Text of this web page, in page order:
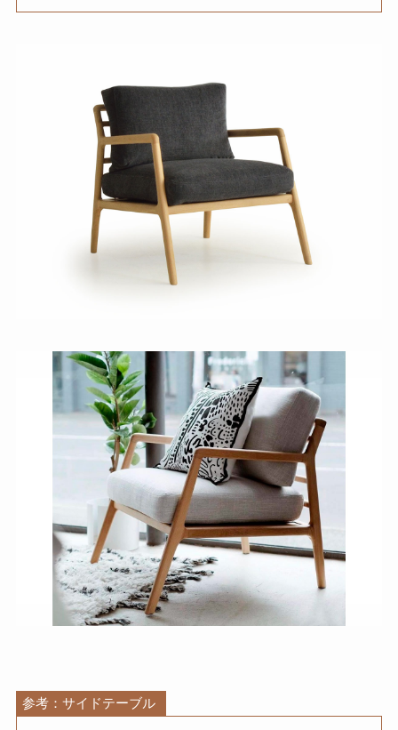
参考：サイドテーブル